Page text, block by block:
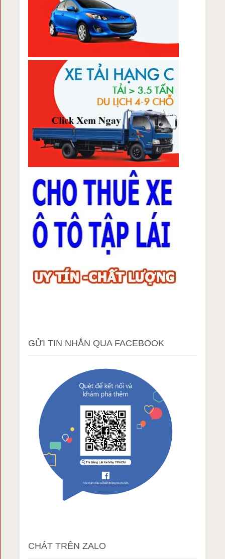
GỬI TIN NHẮN QUA FACEBOOK
CHÁT TRÊN ZALO